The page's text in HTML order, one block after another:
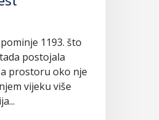
1193. što
postojala
prostoru oko nje
vijeku više